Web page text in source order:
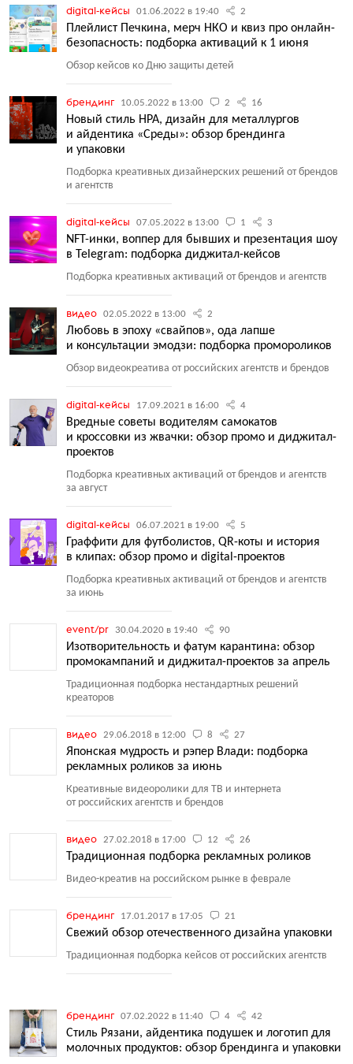
digital-кейсы 01.06.2022 в 19:40 2
Плейлист Печкина, мерч НКО и квиз про онлайн-
безопасность: подборка активаций к 1 июня
Обзор кейсов ко Дню защиты детей
брендинг 10.05.2022 в 13:00 2 16
Новый стиль НРА, дизайн для металлургов
и айдентика «Среды»: обзор брендинга
и упаковки
Подборка креативных дизайнерских решений от брендов
и агентств
digital-кейсы 07.05.2022 в 13:00 1 3
NFT-инки, воппер для бывших и презентация шоу
в Telegram: подборка диджитал-кейсов
Подборка креативных активаций от брендов и агентств
видео 02.05.2022 в 13:00 2
Любовь в эпоху «свайпов», ода лапше
и консультации эмодзи: подборка промороликов
Обзор видеокреатива от российских агентств и брендов
digital-кейсы 17.09.2021 в 16:00 4
Вредные советы водителям самокатов
и кроссовки из жвачки: обзор промо и диджитал-
проектов
Подборка креативных активаций от брендов и агентств
за август
digital-кейсы 06.07.2021 в 19:00 5
Граффити для футболистов, QR-коты и история
в клипах: обзор промо и digital-проектов
Подборка креативных активаций от брендов и агентств
за июнь
event/pr 30.04.2020 в 19:40 90
Изотворительность и фатум карантина: обзор
промокампаний и диджитал-проектов за апрель
Традиционная подборка нестандартных решений
креаторов
видео 29.06.2018 в 12:00 8 27
Японская мудрость и рэпер Влади: подборка
рекламных роликов за июнь
Креативные видеоролики для ТВ и интернета
от российских агентств и брендов
видео 27.02.2018 в 17:00 12 26
Традиционная подборка рекламных роликов
Видео-креатив на российском рынке в феврале
брендинг 17.01.2017 в 17:05 21
Свежий обзор отечественного дизайна упаковки
Традиционная подборка кейсов от российских агентств
брендинг 07.02.2022 в 11:40 4 42
Стиль Рязани, айдентика подушек и логотип для
молочных продуктов: обзор брендинга и упаковки